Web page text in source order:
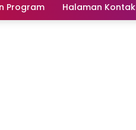
Program Halaman Kontak